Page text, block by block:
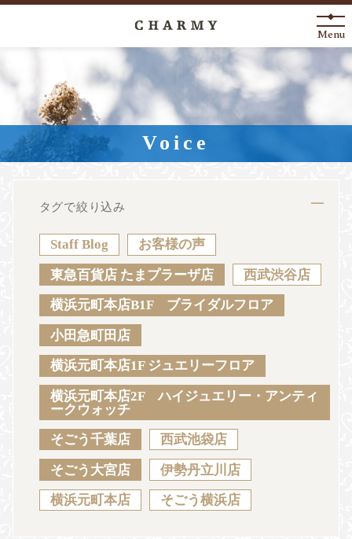
New Arrival
About
Engagement Ring
Anniversary
News Blog
Sustainability Voice Catalog
JA EN CH KO
Menu
Voice
タグで絞り込み
Staff Blog お客様の声
東急百貨店 たまプラーザ店 西武渋谷店
横浜元町本店B1F ブライダルフロア
小田急町田店
横浜元町本店1F ジュエリーフロア
横浜元町本店2F ハイジュエリー・アンティ
ークウォッチ
そごう千葉店 西武池袋店
そごう大宮店 伊勢丹立川店
横浜元町本店 そごう横浜店